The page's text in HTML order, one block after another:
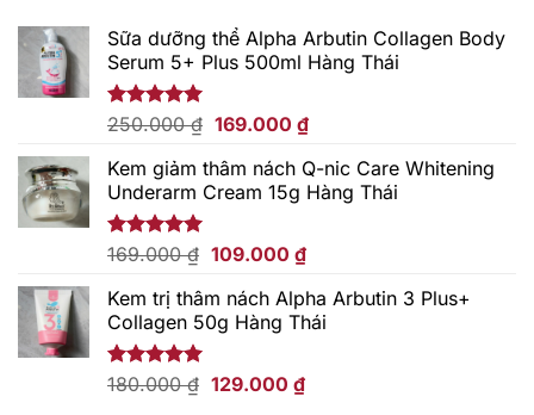
Sữa dưỡng thể Alpha Arbutin Collagen Body
Serum 5+ Plus 500ml Hàng Thái
Được xếp
5 sao
250.000₫ Giá
là:
250.000 ₫.
169.000 ₫Giá
tại
là:
Kem giảm thâm nách Q-nic Care Whitening
Underarm Cream 15g Hàng Thái
Được xếp
5 sao
169.000₫ Giá
là:
169.000 ₫.
109.000 ₫Giá
tại
là:
Kem trị thâm nách Alpha Arbutin 3 Plus+
Collagen 50g Hàng Thái
Được xếp
180.000₫ Giá
129.000 ₫Giá